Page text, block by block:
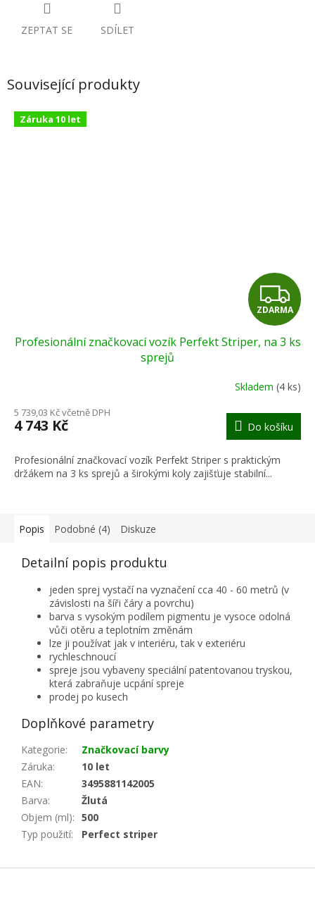
ZEPTAT SE SDÍLET
Související produkty
Záruka 10 let
Z
D
A
R
M
A
ZDARMA
Profesionální značkovací vozík Perfekt Striper, na 3 ks
sprejů
Skladem (4 ks)
5 739,03 Kč včetně DPH
4 743 Kč Do košíku
Profesionální značkovací vozík Perfekt Striper s praktickým
držákem na 3 ks sprejů a širokými koly zajišťuje stabilní...
Popis Podobné (4) Diskuze
Detailní popis produktu
jeden sprej vystačí na vyznačení cca 40 - 60 metrů (v
závislosti na šíři čáry a povrchu)
barva s vysokým podílem pigmentu je vysoce odolná
vůči otěru a teplotním změnám
lze ji používat jak v interiéru, tak v exteriéru
rychleschnoucí
spreje jsou vybaveny speciální patentovanou tryskou,
která zabraňuje ucpání spreje
prodej po kusech
Doplňkové parametry
Kategorie:
Značkovací barvy
Záruka:
10 let
EAN:
3495881142005
Barva:
Žlutá
Objem (ml): 500
Typ použití: Perfect striper
Z